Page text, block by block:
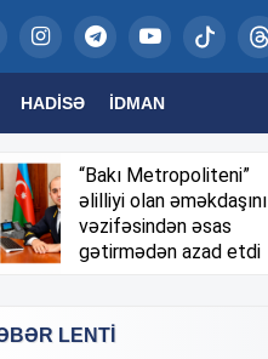
HADISƏ İDMAN
“Bakı Metropoliteni”
əlilliyi olan əməkdaşını
vəzifəsindən əsas
gətirmədən azad etdi
LENTİ